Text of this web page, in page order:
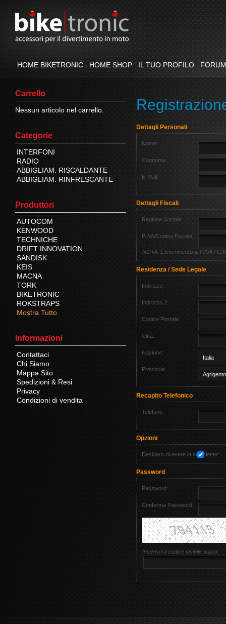
HOME BIKETRONIC HOME SHOP IL TUO PROFILO FORUM
Carrello
Nessun articolo nel carrello.
Categorie
INTERFONI
RADIO
ABBIGLIAM. RISCALDANTE
ABBIGLIAM. RINFRESCANTE
Produttori
AUTOCOM
KENWOOD
TECHNICHE
DRIFT INNOVATION
SANDISK
KEIS
MACNA
TORK
BIKETRONIC
ROKSTRAPS
Mostra Tutto
Informazioni
Contattaci
Chi Siamo
Mappa Sito
Spedizioni & Resi
Privacy
Condizioni di vendita
Dettagli Personali
Nome:
Cognome:
E-Mail:
Dettagli Fiscali
Ragione Sociale:
P.IVA/Codice Fiscale:
NOTA: L'inserimento di P.IVA /
Residenza / Sede Legale
Indirizzo:
Indirizzo 2:
Codice Postale:
Città:
Nazione:
Provincia:
Recapito Telefonico
Telefono:
Opzioni
Desidero ricevere la newsletter:
Password
Password:
Conferma Password:
Inserisci il codice visibile sopra: